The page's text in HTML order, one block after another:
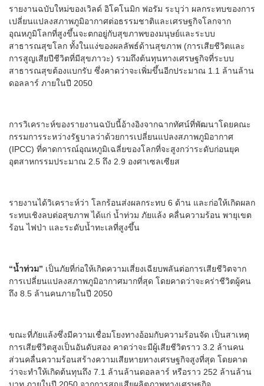
รายงานฉบับใหม่ของเวิลด์ อิโคโนมิก ฟอรัม ระบุว่า ผลกระทบของการ
เปลี่ยนแปลงสภาพภูมิอากาศต่อธรรมชาติและเศรษฐกิจโลกจาก
อุณหภูมิโลกที่สูงขึ้นจะตกอยู่กับสุขภาพของมนุษย์และระบบ
สาธารณสุขโลก ทั้งในแง่ของผลลัพธ์ด้านสุขภาพ (การเสียชีวิตและ
การสูญเสียปีชีวิตที่มีสุขภาวะ) รวมถึงต้นทุนทางเศรษฐกิจที่ระบบ
สาธารณสุขต้องแบกรับ ซึ่งคาดว่าจะเพิ่มขึ้นอีกประมาณ 1.1 ล้านล้าน
ดอลลาร์ ภายในปี 2050
การวิเคราะห์ของรายงานฉบับนี้อ้างอิงจากฉากทัศน์ที่พัฒนาโดยคณะ
กรรมการระหว่างรัฐบาลว่าด้วยการเปลี่ยนแปลงสภาพภูมิอากาศ
(IPCC) ที่คาดการณ์อุณหภูมิเฉลี่ยของโลกที่จะสูงกว่าระดับก่อนยุค
อุตสาหกรรมประมาณ 2.5 ถึง 2.9 องศาเซลเซียส
รายงานได้วิเคราะห์ว่า โลกร้อนส่งผลกระทบ 6 ด้าน และก่อให้เกิดผลก
ระทบเชิงลบต่อสุขภาพ ได้แก่ น้ำท่วม ภัยแล้ง คลื่นความร้อน พายุเขต
ร้อน ไฟป่า และระดับน้ำทะเลที่สูงขึ้น
“น้ำท่วม” เป็นภัยที่ก่อให้เกิดความเสี่ยงเฉียบพลันต่อการเสียชีวิตจาก
การเปลี่ยนแปลงสภาพภูมิอากาศมากที่สุด โดยคาดว่าจะคร่าชีวิตผู้คน
ถึง 8.5 ล้านคนภายในปี 2050
ขณะที่ภัยแล้งซึ่งมีความเชื่อมโยงทางอ้อมกับความร้อนจัด เป็นสาเหตุ
การเสียชีวิตสูงเป็นอันดับสอง คาดว่าจะมีผู้เสียชีวิตราว 3.2 ล้านคน
ส่วนคลื่นความร้อนสร้างความเสียหายทางเศรษฐกิจสูงที่สุด โดยคาด
ว่าจะทำให้เกิดต้นทุนถึง 7.1 ล้านล้านดอลลาร์ หรือราว 252 ล้านล้าน